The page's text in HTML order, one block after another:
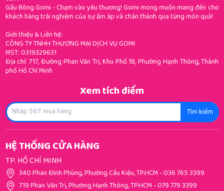
Gấu Bông Gomi - Chạm vào yêu thương! Gomi mong muốn mang đến cho
khách hàng trải nghiệm của sự ấm áp và chân thành qua từng món quà!
Giới thiệu & Liên hệ:
CÔNG TY TNHH THƯƠNG MẠI DỊCH VỤ GOMI
MST: 0319329631
Địa chỉ: 717, Đường Phan Văn Trị, Khu Phố 18, Phường Hạnh Thông, Thành
phố Hồ Chí Minh
Xem tích điểm
Tìm kiếm
HỆ THỐNG CỬA HÀNG
TP. HỒ CHÍ MINH
340 Phan Đình Phùng, Phường Cầu Kiệu, TP.HCM-036 765 3399
719 Phan Văn Trị, Phường Hạnh Thông, TP.HCM-079 779 3399